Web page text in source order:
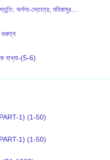
অর্গলা-স্তোত্র; মহিষাসুর…
গুরুত্ব
বাখ্যা-(5-6)
1) (1-50)
1) (1-50)